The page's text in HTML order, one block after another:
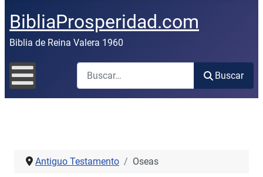
BibliaProsperidad.com
Biblia de Reina Valera 1960
Buscar
Buscar
Antiguo Testamento Oseas